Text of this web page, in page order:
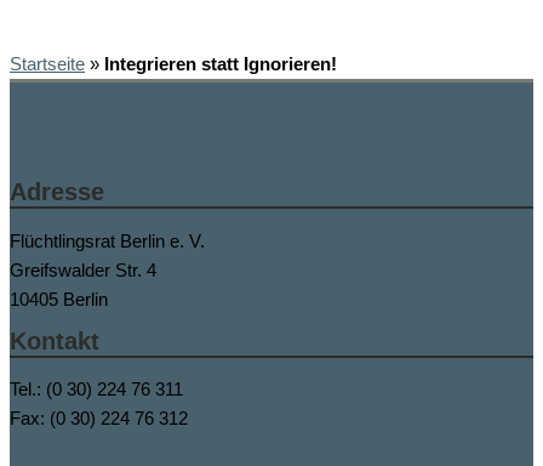
Startseite » Integrieren statt Ignorieren!
Adresse
Flüchtlingsrat Berlin e. V.
Greifswalder Str. 4
10405 Berlin
Kontakt
Tel.: (0 30) 224 76 311
Fax: (0 30) 224 76 312